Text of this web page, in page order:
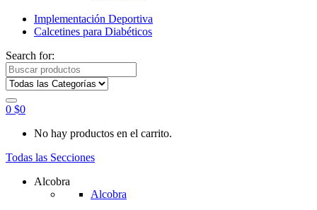
Implementación Deportiva
Calcetines para Diabéticos
Search for:
0 $0
No hay productos en el carrito.
Todas las Secciones
Alcobra
Alcobra